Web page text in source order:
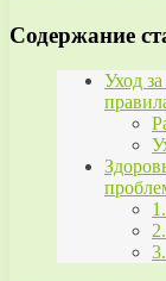
Содержание
Уход